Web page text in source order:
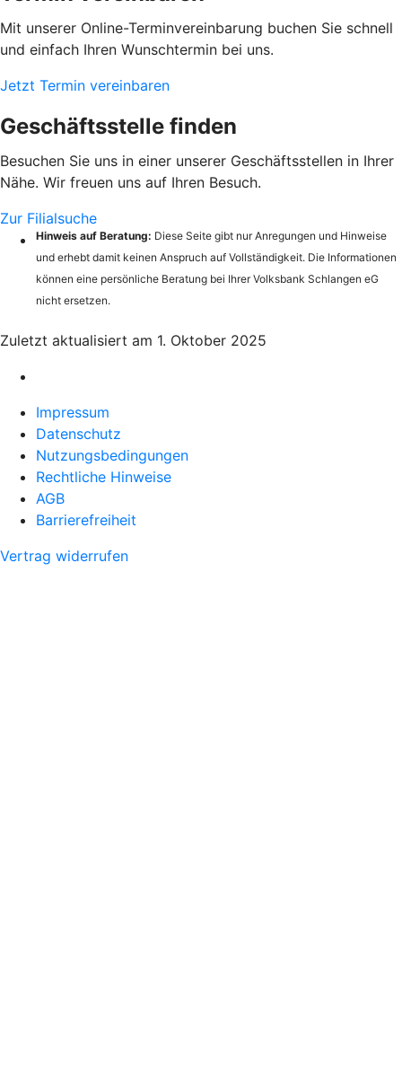
Mit unserer Online-Terminvereinbarung buchen Sie schnell
und einfach Ihren Wunschtermin bei uns.
Jetzt Termin vereinbaren
Geschäftsstelle finden
Besuchen Sie uns in einer unserer Geschäftsstellen in Ihrer
Nähe. Wir freuen uns auf Ihren Besuch.
Zur Filialsuche
Hinweis auf Beratung: Diese Seite gibt nur Anregungen und Hinweise
und erhebt damit keinen Anspruch auf Vollständigkeit. Die Informationen
können eine persönliche Beratung bei Ihrer Volksbank Schlangen eG
nicht ersetzen.
Zuletzt aktualisiert am 1. Oktober 2025
Impressum
Datenschutz
Nutzungsbedingungen
Rechtliche Hinweise
AGB
Barrierefreiheit
Vertrag widerrufen